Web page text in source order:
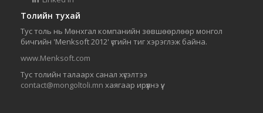
Толийн тухай
Тус толь нь Мөнхгал компанийн зөвшөөрлөөр монгол
бичгийн 'Menksoft 2012' үсгийн тиг хэрэглэж байна.
www.Menksoft.com
Тус толийн талаарх санал хүсэлтээ
contact@mongoltoli.mn хаягаар ирүүлнэ үү.